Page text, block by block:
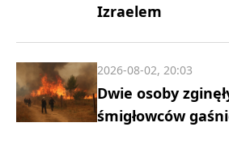
Izraelem
Dwie osoby
śmigłowców
2026-08-02, 20:03